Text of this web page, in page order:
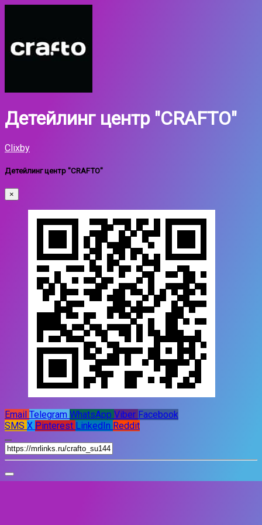
Детейлинг центр "CRAFTO"
Clixby
Детейлинг центр "CRAFTO"
×
Email Telegram WhatsApp Viber Facebook
SMS X Pinterest LinkedIn Reddit